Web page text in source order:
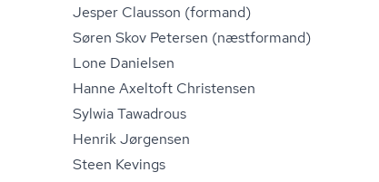
Jesper Clausson (formand)
Søren Skov Petersen (næstformand)
Lone Danielsen
Hanne Axeltoft Christensen
Sylwia Tawadrous
Henrik Jørgensen
Steen Kevings